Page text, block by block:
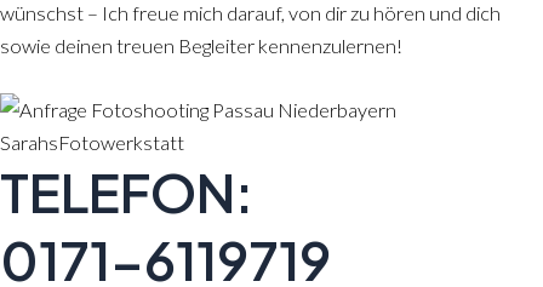
wünschst – Ich freue mich darauf, von dir zu hören und dich
sowie deinen treuen Begleiter kennenzulernen!
TELEFON:
0171-6119719